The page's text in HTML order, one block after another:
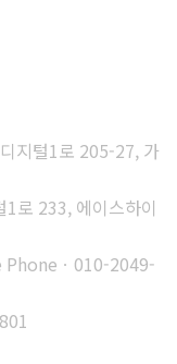
지털1로 205-27, 가
로 233, 에이스하이
ㆍ010-2049-